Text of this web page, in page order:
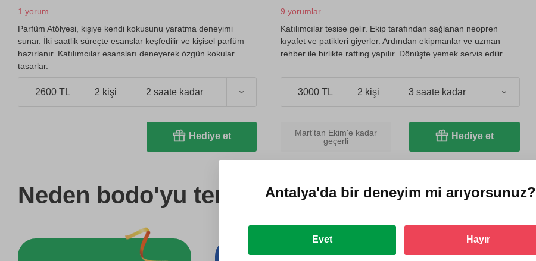
1 yorum
Parfüm Atölyesi, kişiye kendi kokusunu yaratma deneyimi
sunar. İki saatlik süreçte esanslar keşfedilir ve kişisel parfüm
hazırlanır. Katılımcılar esansları deneyerek özgün kokular
tasarlar.
2600 TL 2 kişi 2 saate kadar
Hediye et
9 yorumlar
Katılımcılar tesise gelir. Ekip tarafından sağlanan neopren
kıyafet ve patikleri giyerler. Ardından ekipmanlar ve uzman
rehber ile birlikte rafting yapılır. Dönüşte yemek servis edilir.
3000 TL 2 kişi 3 saate kadar
Mart'tan Ekim'e kadar
geçerli
Hediye et
Neden bodo'yu tercih ediyorlar?
Antalya'dabir deneyim mi arıyorsunuz?
Evet Hayır